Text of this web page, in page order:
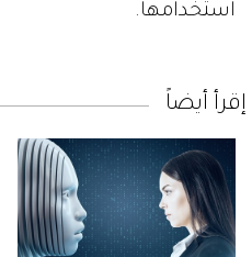
استخدامها.
إقرأ أيضاً